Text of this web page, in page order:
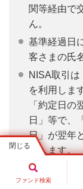
関等経由で
ん。
基準経過日
客さまの氏
NISA取引
を利用しま
「約定日の
日」等で、
日」が翌年
用します。
当行のNISA
は、株式投
ファンド検索